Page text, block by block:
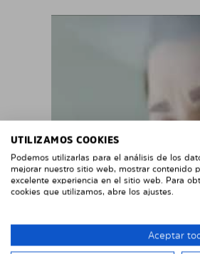
UTILIZAMOS COOKIES
Podemos utilizarlas para el análisis de los
mejorar nuestro sitio web, mostrar contenido
excelente experiencia en el sitio web. Para
cookies que utilizamos, abre los ajustes.
Aceptar